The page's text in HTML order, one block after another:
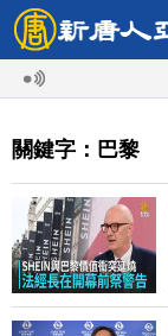
關鍵字：巴黎